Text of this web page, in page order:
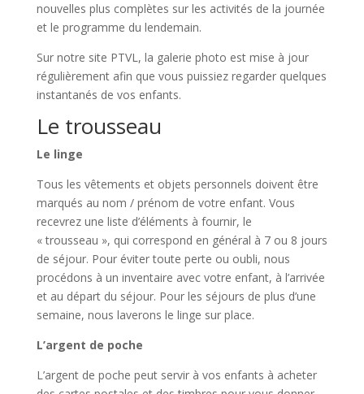
nouvelles plus complètes sur les activités de la journée
et le programme du lendemain.
Sur notre site PTVL, la galerie photo est mise à jour
régulièrement afin que vous puissiez regarder quelques
instantanés de vos enfants.
Le trousseau
Le linge
Tous les vêtements et objets personnels doivent être
marqués au nom / prénom de votre enfant. Vous
recevrez une liste d’éléments à fournir, le
« trousseau », qui correspond en général à 7 ou 8 jours
de séjour. Pour éviter toute perte ou oubli, nous
procédons à un inventaire avec votre enfant, à l’arrivée
et au départ du séjour. Pour les séjours de plus d’une
semaine, nous laverons le linge sur place.
L’argent de poche
L’argent de poche peut servir à vos enfants à acheter